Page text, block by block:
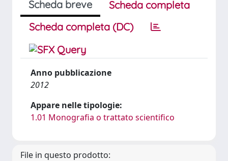
Scheda breve
Scheda completa
Scheda completa (DC)
Anno pubblicazione
2012
Appare nelle tipologie:
1.01 Monografia o trattato scientifico
File in questo prodotto: